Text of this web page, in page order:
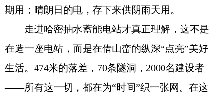
期用；晴朗日的电，存下来供阴雨天用。
走进哈密抽水蓄能电站才真正理解，这不是
在造一座电站，而是在借山峦的纵深“点亮”美好
生活。474米的落差，70条隧洞，2000名建设者
——所有这一切，都在为“时间”织一张网。在这